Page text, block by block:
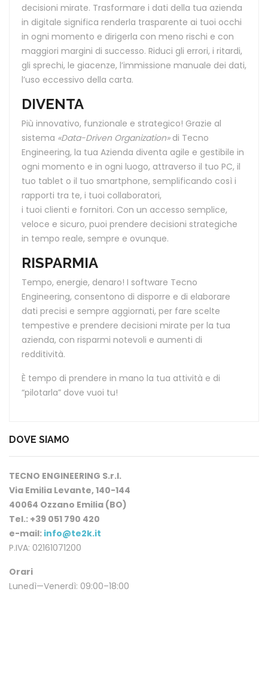
decisioni mirate. Trasformare i dati della tua azienda
in digitale significa renderla trasparente ai tuoi occhi
in ogni momento e dirigerla con meno rischi e con
maggiori margini di successo. Riduci gli errori, i ritardi,
gli sprechi, le giacenze, l’immissione manuale dei dati,
l’uso eccessivo della carta.
DIVENTA
Più innovativo, funzionale e strategico! Grazie al
sistema «Data-Driven Organization»di Tecno
Engineering, la tua Azienda diventa agile e gestibile in
ogni momento e in ogni luogo, attraverso il tuo PC, il
tuo tablet o il tuo smartphone, semplificando così i
rapporti tra te, i tuoi collaboratori,
i tuoi clienti e fornitori. Con un accesso semplice,
veloce e sicuro, puoi prendere decisioni strategiche
in tempo reale, sempre e ovunque.
RISPARMIA
Tempo, energie, denaro! I software Tecno
Engineering, consentono di disporre e di elaborare
dati precisi e sempre aggiornati, per fare scelte
tempestive e prendere decisioni mirate per la tua
azienda, con risparmi notevoli e aumenti di
redditività.
È tempo di prendere in mano la tua attività e di
“pilotarla” dove vuoi tu!
DOVE SIAMO
TECNO ENGINEERING S.r.l.
Via Emilia Levante, 140-144
40064 Ozzano Emilia (BO)
Tel.: +39 051 790 420
e-mail: info@te2k.it
P.IVA: 02161071200
Orari
Lunedì—Venerdì: 09:00–18:00